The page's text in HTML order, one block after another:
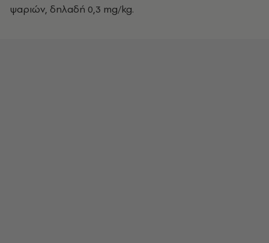
ψαριών, δηλαδή 0,3 mg/kg.